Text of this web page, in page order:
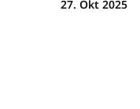
27. Okt 2025